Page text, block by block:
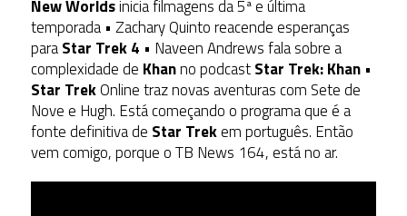
New Worldsinicia filmagens da 5ª e última
temporada • Zachary Quinto reacende esperanças
paraStar Trek 4 • Naveen Andrews fala sobre a
complexidade de Khanno podcastStar Trek: Khan•
Star TrekOnline traz novas aventuras com Sete de
Nove e Hugh. Está começando o programa que é a
fonte definitiva de Star Trekem português. Então
vem comigo, porque o TB News 164, está no ar.